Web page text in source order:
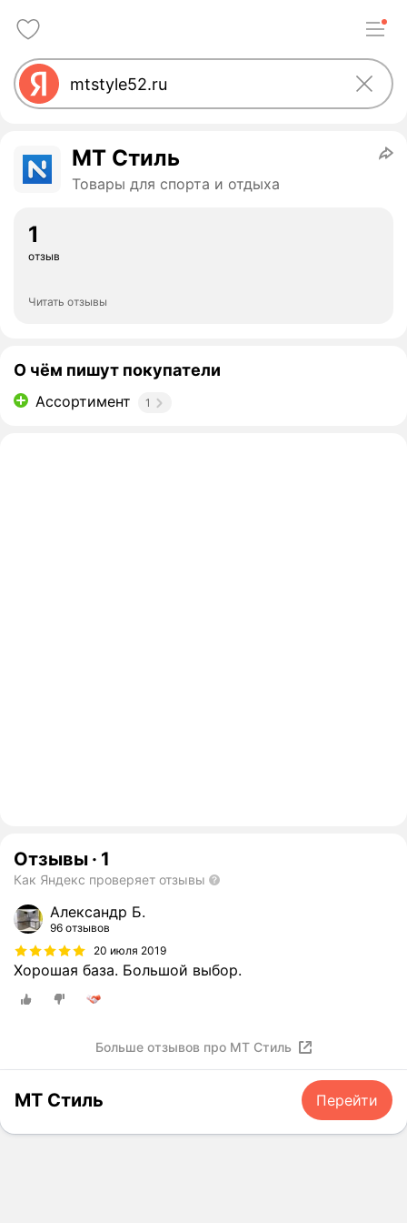
МТ Стиль
Товары для спорта и отдыха
1
отзыв
Читать отзывы
О чём пишут покупатели
Ассортимент 1
Отзывы · 1
Как Яндекс проверяет отзывы
Александр Б.
96 отзывов
20 июля 2019
Хорошая база. Большой выбор.
Больше отзывов про МТ Стиль
МТ Стиль Перейти